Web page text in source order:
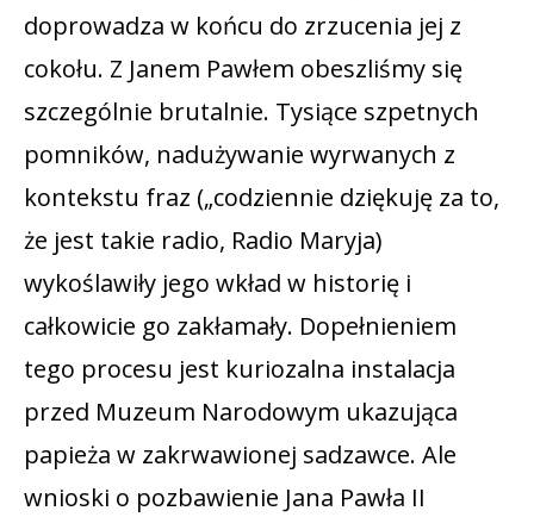
doprowadza w końcu do zrzucenia jej z
cokołu. Z Janem Pawłem obeszliśmy się
szczególnie brutalnie. Tysiące szpetnych
pomników, nadużywanie wyrwanych z
kontekstu fraz („codziennie dziękuję za to,
że jest takie radio, Radio Maryja)
wykoślawiły jego wkład w historię i
całkowicie go zakłamały. Dopełnieniem
tego procesu jest kuriozalna instalacja
przed Muzeum Narodowym ukazująca
papieża w zakrwawionej sadzawce. Ale
wnioski o pozbawienie Jana Pawła II